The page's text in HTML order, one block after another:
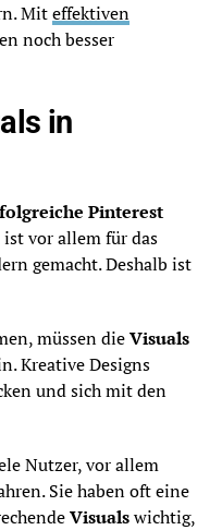
Miteffektiven
noch besser
in
Pinterest
vor allem für das
gemacht. Deshalb ist
müssen dieVisuals
Kreative Designs
und sich mit den
Nutzer, vor allem
Sie haben oft eine
Visualswichtig,